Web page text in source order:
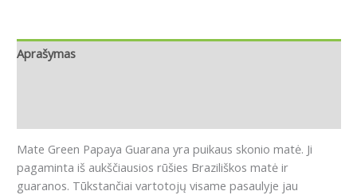
Aprašymas
Mate Green Papaya Guarana yra puikaus skonio matė. Ji
pagaminta iš aukščiausios rūšies Braziliškos matė ir
guaranos. Tūkstančiai vartotojų visame pasaulyje jau